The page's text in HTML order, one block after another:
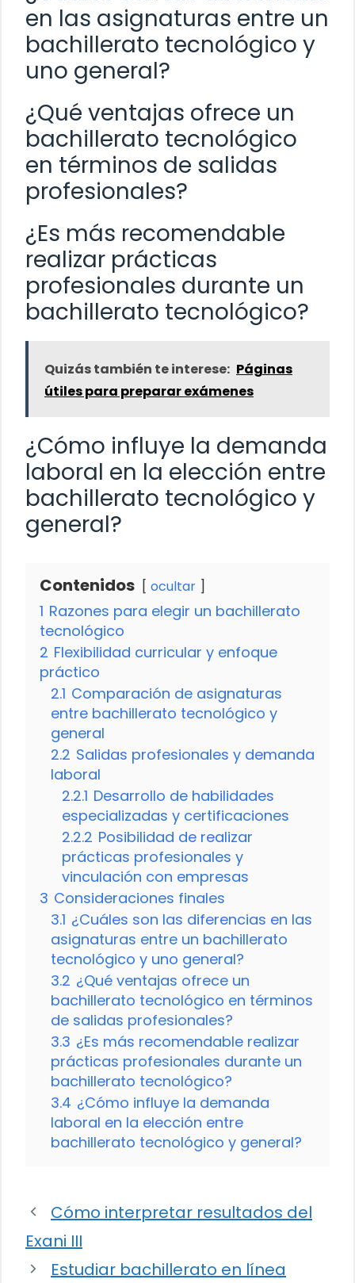
en las asignaturas entre un
bachillerato tecnológico y
uno general?
¿Qué ventajas ofrece un
bachillerato tecnológico
en términos de salidas
profesionales?
¿Es más recomendable
realizar prácticas
profesionales durante un
bachillerato tecnológico?
Quizás también te interese: Páginas
útiles para preparar exámenes
¿Cómo influye la demanda
laboral en la elección entre
bachillerato tecnológico y
general?
Contenidos ocultar
1 Razones para elegir un bachillerato
tecnológico
2 Flexibilidad curricular y enfoque
práctico
2.1 Comparación de asignaturas
entre bachillerato tecnológico y
general
2.2 Salidas profesionales y demanda
laboral
2.2.1 Desarrollo de habilidades
especializadas y certificaciones
2.2.2 Posibilidad de realizar
prácticas profesionales y
vinculación con empresas
3 Consideraciones finales
3.1 ¿Cuáles son las diferencias en las
asignaturas entre un bachillerato
tecnológico y uno general?
3.2 ¿Qué ventajas ofrece un
bachillerato tecnológico en términos
de salidas profesionales?
3.3 ¿Es más recomendable realizar
prácticas profesionales durante un
bachillerato tecnológico?
3.4 ¿Cómo influye la demanda
laboral en la elección entre
bachillerato tecnológico y general?
Cómo interpretar resultados del
Exani III
Estudiar bachillerato en línea